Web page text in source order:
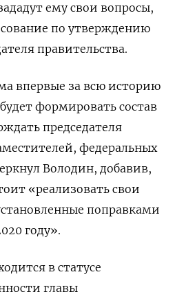
ему свои вопросы,
по утверждению
правительства.
впервые за всю историю
формировать состав
председателя
федеральных
Володин, добавив,
«реализовать свои
поправками
году».
в статусе
главы